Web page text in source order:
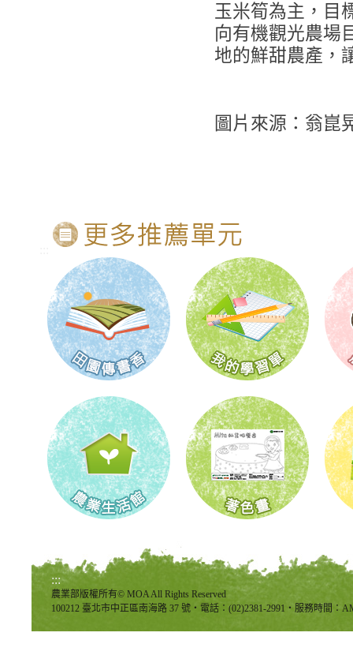
玉米筍為主，目
向有機觀光農場
地的鮮甜農產，
圖片來源：翁崑
:::
農業部版權所有© MOA All Rights Reserved
100212 臺北市中正區南海路 37 號‧電話：(02)2381-2991‧服務時間：